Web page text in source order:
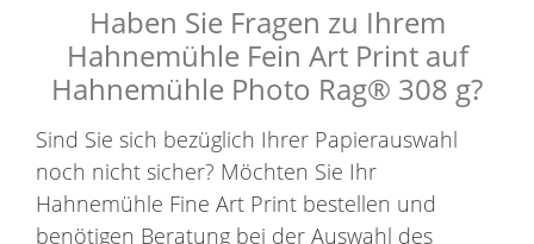
Haben Sie Fragen zu Ihrem
Hahnemühle Fein Art Print auf
Hahnemühle Photo Rag® 308 g?
Sind Sie sich bezüglich Ihrer Papierauswahl
noch nicht sicher? Möchten Sie Ihr
Hahnemühle Fine Art Print bestellen und
benötigen Beratung bei der Auswahl des